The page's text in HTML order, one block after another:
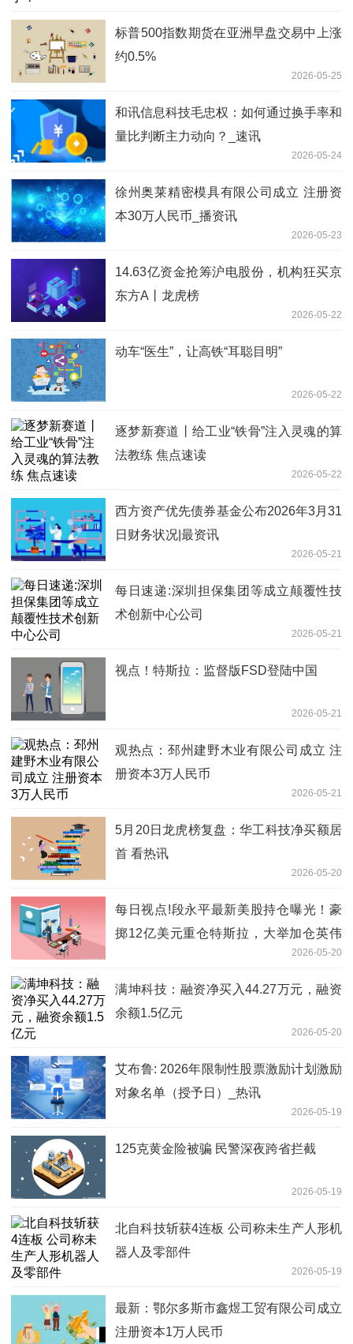
标普500指数期货在亚洲早盘交易中上涨
约0.5%
2026-05-25
和讯信息科技毛忠权：如何通过换手率和
量比判断主力动向？_速讯
2026-05-24
徐州奥莱精密模具有限公司成立 注册资
本30万人民币_播资讯
2026-05-23
14.63亿资金抢筹沪电股份，机构狂买京
东方A丨龙虎榜
2026-05-22
动车“医生”，让高铁“耳聪目明”
2026-05-22
逐梦新赛道丨给工业“铁骨”注入灵魂的算
法教练 焦点速读
2026-05-22
西方资产优先债券基金公布2026年3月31
日财务状况|最资讯
2026-05-21
每日速递:深圳担保集团等成立颠覆性技
术创新中心公司
2026-05-21
视点！特斯拉：监督版FSD登陆中国
2026-05-21
观热点：邳州建野木业有限公司成立 注
册资本3万人民币
2026-05-21
5月20日龙虎榜复盘：华工科技净买额居
首 看热讯
2026-05-20
每日视点!段永平最新美股持仓曝光！豪
掷12亿美元重仓特斯拉，大举加仓英伟
2026-05-20
满坤科技：融资净买入44.27万元，融资
余额1.5亿元
2026-05-20
艾布鲁: 2026年限制性股票激励计划激励
对象名单（授予日）_热讯
2026-05-19
125克黄金险被骗 民警深夜跨省拦截
2026-05-19
北自科技斩获4连板 公司称未生产人形机
器人及零部件
2026-05-19
最新：鄂尔多斯市鑫煜工贸有限公司成立
注册资本1万人民币